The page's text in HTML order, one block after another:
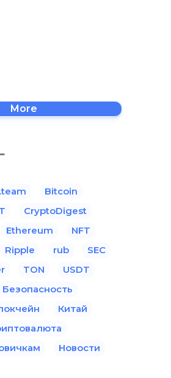
More
Bitcoin
CryptoDigest
Ethereum
NFT
Ripple rub
SEC
TON
USDT
Безопасность
Китай
Новости